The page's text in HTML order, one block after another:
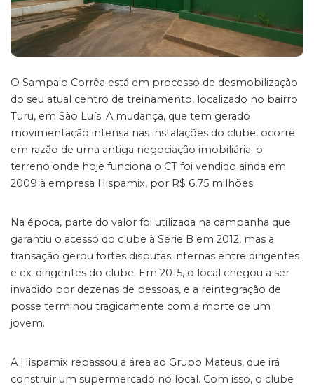
O Sampaio Corrêa está em processo de desmobilização
do seu atual centro de treinamento, localizado no bairro
Turu, em São Luís. A mudança, que tem gerado
movimentação intensa nas instalações do clube, ocorre
em razão de uma antiga negociação imobiliária: o
terreno onde hoje funciona o CT foi vendido ainda em
2009 à empresa Hispamix, por R$ 6,75 milhões.
Na época, parte do valor foi utilizada na campanha que
garantiu o acesso do clube à Série B em 2012, mas a
transação gerou fortes disputas internas entre dirigentes
e ex-dirigentes do clube. Em 2015, o local chegou a ser
invadido por dezenas de pessoas, e a reintegração de
posse terminou tragicamente com a morte de um
jovem.
A Hispamix repassou a área ao Grupo Mateus, que irá
construir um supermercado no local. Com isso, o clube